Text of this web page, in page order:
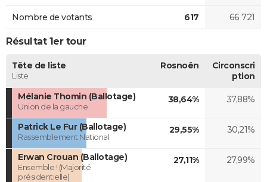
Nombre de votants 617 66 721
Résultat 1er tour
Tête de liste
Liste
Rosnoën
Circonscri
ption
Mélanie Thomin (Ballotage)
Union de la gauche
38,64% 37,88%
Patrick Le Fur (Ballotage)
Rassemblement National
29,55% 30,21%
Erwan Crouan (Ballotage)
Ensemble ! (Majorité
présidentielle)
27,11% 27,99%